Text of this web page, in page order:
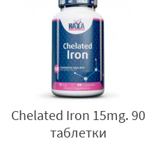
Chelated Iron 15mg. 90
таблетки